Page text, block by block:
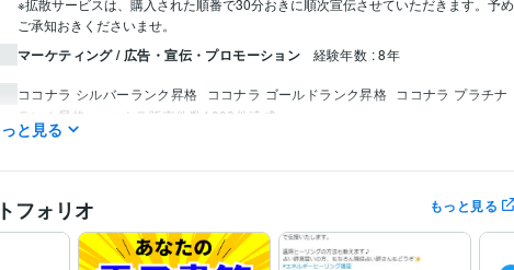
ご承知おきくださいませ。
マーケティング / 広告・宣伝・プロモーション 経験年数 : 8年
ココナラ シルバーランク昇格 ココナラ ゴールドランク昇格 ココナラ プラチナ
ランク昇格
ココナラ販売件数1000件達成
仕上げ技能士 取得年 : 2005年
機械検査技能士
金属プレス加工技能士
四柱推命:8年中国語:15年Facebookマーケティング:10年
と見る
フォリオ もっと見る